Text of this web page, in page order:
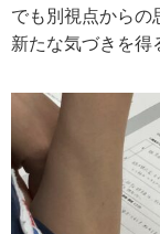
でも別視点からの
新たな気づきを得